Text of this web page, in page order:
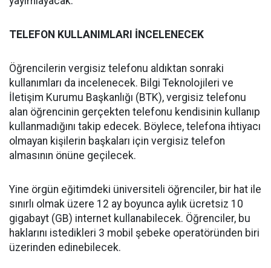
TELEFON KULLANIMLARI İNCELENECEK
Öğrencilerin vergisiz telefonu aldıktan sonraki
kullanımları da incelenecek. Bilgi Teknolojileri ve
İletişim Kurumu Başkanlığı (BTK), vergisiz telefonu
alan öğrencinin gerçekten telefonu kendisinin kullanıp
kullanmadığını takip edecek. Böylece, telefona ihtiyacı
olmayan kişilerin başkaları için vergisiz telefon
almasının önüne geçilecek.
Yine örgün eğitimdeki üniversiteli öğrenciler, bir hat ile
sınırlı olmak üzere 12 ay boyunca aylık ücretsiz 10
gigabayt (GB) internet kullanabilecek. Öğrenciler, bu
haklarını istedikleri 3 mobil şebeke operatöründen biri
üzerinden edinebilecek.